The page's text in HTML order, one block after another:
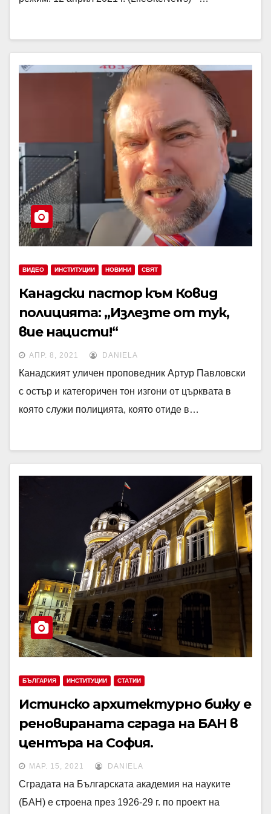
ВИДЕО ИНСТИТУЦИИ НОВИНИ СВЯТ
Канадски пастор към Ковид
полицията: „Излезте от тук,
вие нацисти!“
АПР. 8, 2021 DANIELA
Канадският уличен проповедник Артур Павловски
с остър и категоричен тон изгони от църквата в
която служи полицията, която отиде в…
БЪЛГАРИЯ ИНСТИТУЦИИ СТАТИИ
Истинско архитектурно бижу е
реновираната сграда на БАН в
центъра на София.
МАР. 15, 2021 DANIELA
Сградата на Българската академия на науките
(БАН) е строена през 1926-29 г. по проект на